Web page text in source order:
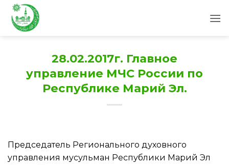
Skip
content
28.02.2017г. Главное
управление МЧС России по
Республике Марий Эл.
Председатель Регионального духовного
управления мусульман Республики Марий Эл